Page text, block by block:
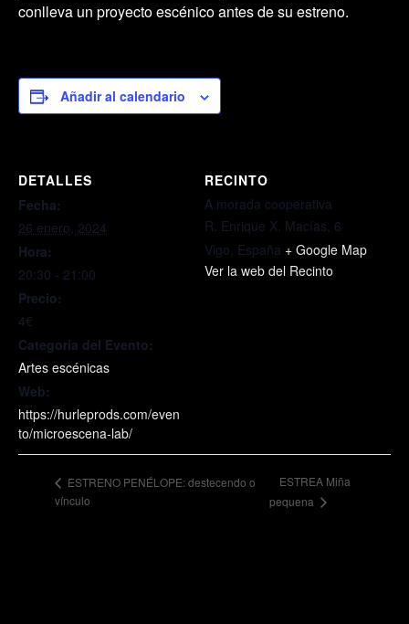
conlleva un proyecto escénico antes de su estreno.
Añadir al calendario
DETALLES
Fecha:
26 enero, 2024
Hora:
20:30 - 21:00
Precio:
4€
Categoría del Evento:
Artes escénicas
Web:
https://hurleprods.com/even
to/microescena-lab/
RECINTO
A morada cooperativa
R. Enrique X. Macías, 6
Vigo, España + Google Map
Ver la web del Recinto
ESTRENO PENÉLOPE: destecendo o
vínculo
ESTREA Miña
pequena